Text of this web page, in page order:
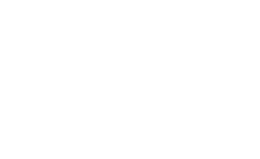
設定した発送日数内に発送してい
発送しています